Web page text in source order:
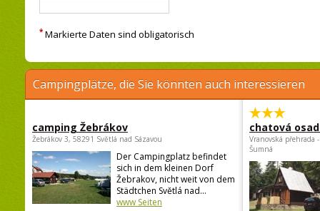
* Markierte Daten sind obligatorisch
Campingplätze, die Sie könnten auch interessieren
camping Žebrákov
Žebrákov 3, 58291 Světlá nad Sázavou
Der Campingplatz befindet
sich in dem kleinen Dorf
Žebrakov, nicht weit von dem
Städtchen Světlá nad...
www Seiten
chatová
Vranovská přehrada
Šumná